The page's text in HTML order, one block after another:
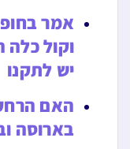
אמר
וקול כלה
יש לתקנו
האם
בארוסה